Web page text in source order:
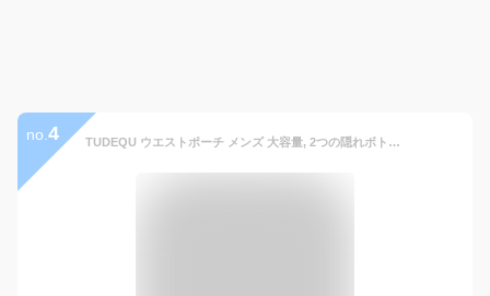
no. 4 TUDEQU ウエストポーチ メンズ 大容量, 2つの隠れボトルホルダー ウエストバッグ, ヒップバッグ,犬 散歩ウエストポーチ,ボディバッグ,登山ポーチ,ランニング ポーチ,犬 お散歩バッグ